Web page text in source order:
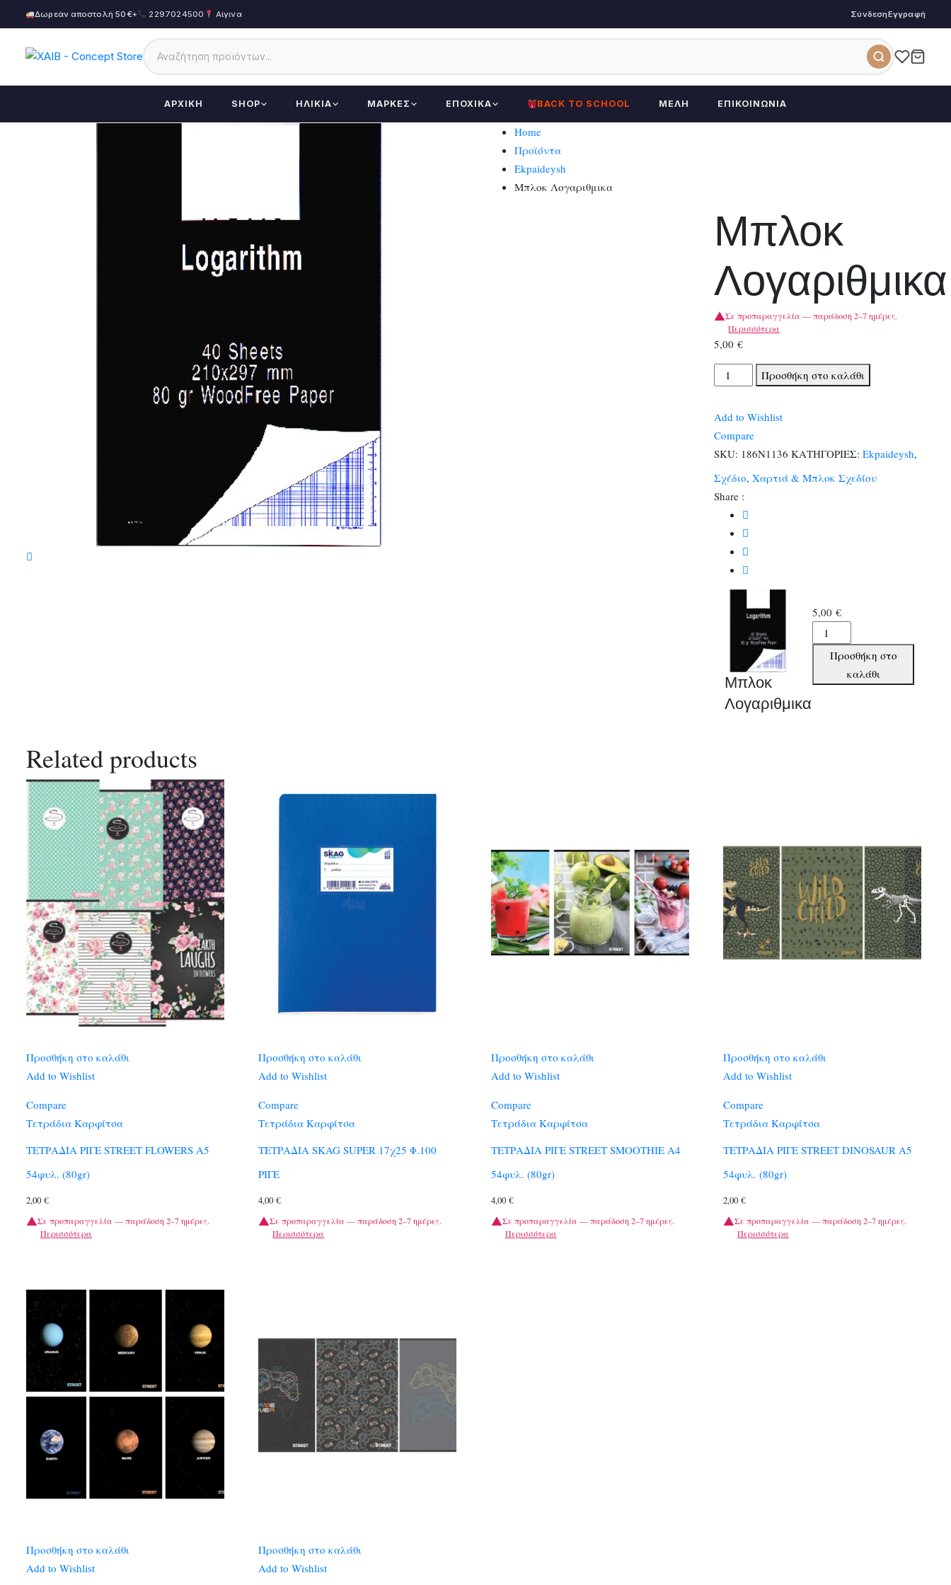
Δωρεάν αποστολή 50€+ 2297024500 Αίγινα ΣύνδεσηΕγγραφή
ΑΡΧΙΚΉ SHOP ΗΛΙΚΊΑ ΜΆΡΚΕΣ ΕΠΟΧΙΚΆ BACK TO SCHOOL ΜΈΛΗ ΕΠΙΚΟΙΝΩΝΊΑ
Home
Προϊόντα
Ekpaideysh
Μπλοκ Λογαριθμικα
Μπλοκ
Λογαριθμικα
Σε προπαραγγελία — παράδοση 2–7 ημέρες.
Περισσότερα
5,00€
Μπλοκ
Λογαριθμικα
Προσθήκη στο καλάθι
Add to Wishlist
Compare
SKU: 186Ν1136 ΚΑΤΗΓΟΡΙΕΣ: Ekpaideysh,
Σχέδιο,Χαρτιά & Μπλοκ Σχεδίου
Share :
Μπλοκ
Λογαριθμικα
5,00€
Μπλοκ
Λογαριθμικα
Προσθήκη στο
καλάθι
Related products
Προσθήκη στο καλάθι
Add to Wishlist
Compare
Τετράδια Καρφίτσα
ΤΕΤΡΑΔΙΑ ΡΙΓΕ STREET FLOWERS A5
54φυλ. (80gr)
2,00 €
Σε προπαραγγελία — παράδοση 2–7 ημέρες.
Περισσότερα
Προσθήκη στο καλάθι
Add to Wishlist
Compare
Τετράδια Καρφίτσα
ΤΕΤΡΑΔΙΑ SKAG SUPER 17χ25 Φ.100
ΡΙΓΕ
4,00€
Σε προπαραγγελία — παράδοση 2–7 ημέρες.
Περισσότερα
Προσθήκη στο καλάθι
Add to Wishlist
Compare
Τετράδια Καρφίτσα
ΤΕΤΡΑΔΙΑ ΡΙΓΕ STREET SMOOTHIE A4
54φυλ. (80gr)
4,00 €
Σε προπαραγγελία — παράδοση 2–7 ημέρες.
Περισσότερα
Προσθήκη στο καλάθι
Add to Wishlist
Compare
Τετράδια Καρφίτσα
ΤΕΤΡΑΔΙΑ ΡΙΓΕ STREET DINOSAUR A5
54φυλ. (80gr)
2,00 €
Σε προπαραγγελία — παράδοση 2–7 ημέρες.
Περισσότερα
Προσθήκη στο καλάθι
Add to Wishlist
Προσθήκη στο καλάθι
Add to Wishlist